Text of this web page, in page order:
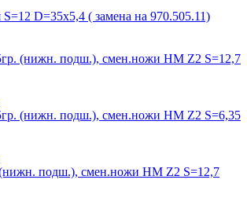
D=35x5,4 ( замена на 970.505.11)
(нижн. подш.), смен.ножи HM Z2 S=12,7
(нижн. подш.), смен.ножи HM Z2 S=6,35
(нижн. подш.), смен.ножи HM Z2 S=12,7